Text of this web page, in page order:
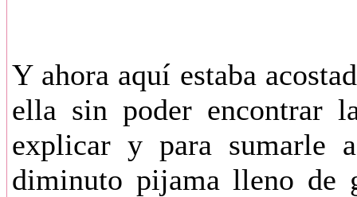
Y ahora aquí estaba
ella sin poder encontrar
explicar y para sumarle
diminuto pijama lleno de